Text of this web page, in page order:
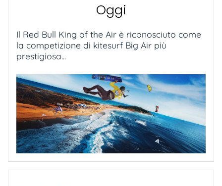
Oggi
Il Red Bull King of the Air è riconosciuto come
la competizione di kitesurf Big Air più
prestigiosa...